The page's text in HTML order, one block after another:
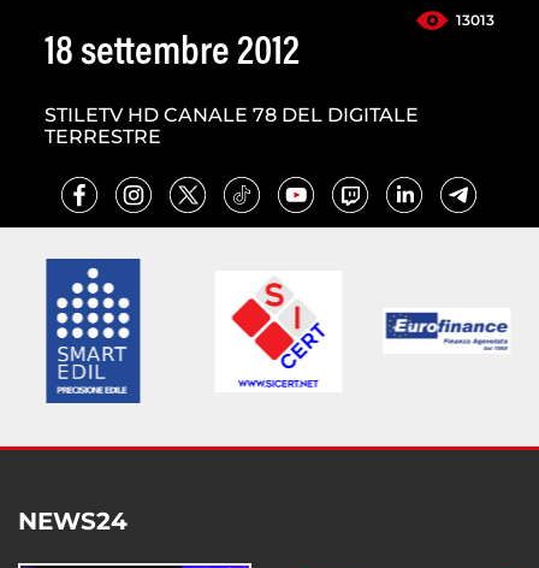
13013
18 settembre 2012
STILETV HD CANALE 78 DEL DIGITALE
TERRESTRE
NEWS24